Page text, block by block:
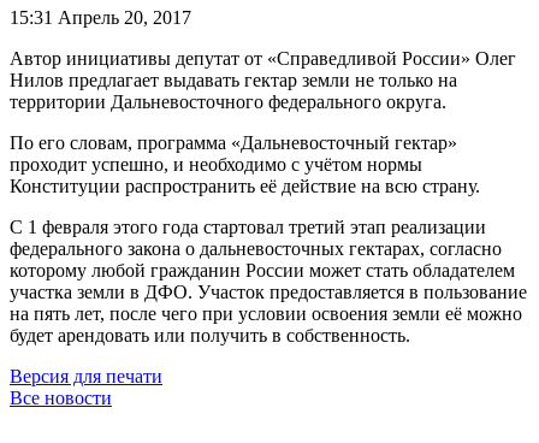
15:31 Апрель 20, 2017
Автор инициативы депутат от «Справедливой России» Олег
Нилов предлагает выдавать гектар земли не только на
территории Дальневосточного федерального округа.
По его словам, программа «Дальневосточный гектар»
проходит успешно, и необходимо с учётом нормы
Конституции распространить её действие на всю страну.
С 1 февраля этого года стартовал третий этап реализации
федерального закона о дальневосточных гектарах, согласно
которому любой гражданин России может стать обладателем
участка земли в ДФО. Участок предоставляется в пользование
на пять лет, после чего при условии освоения земли её можно
будет арендовать или получить в собственность.
Версия для печати
Все новости